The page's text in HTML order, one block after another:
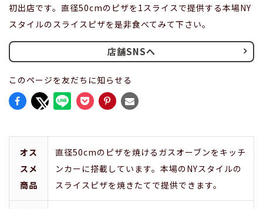
初出店です。直径50cmのピザを1スライスで提供する本場NY
スタイルのスライスピザを是非食べてみて下さい。
店舗SNSへ
このページを友だちに知らせる
オス
スメ
商品
直径50cmのピザを焼けるガスオーブンをキッチ
ンカーに搭載しています。本場のNYスタイルの
スライスピザを焼きたてで提供できます。